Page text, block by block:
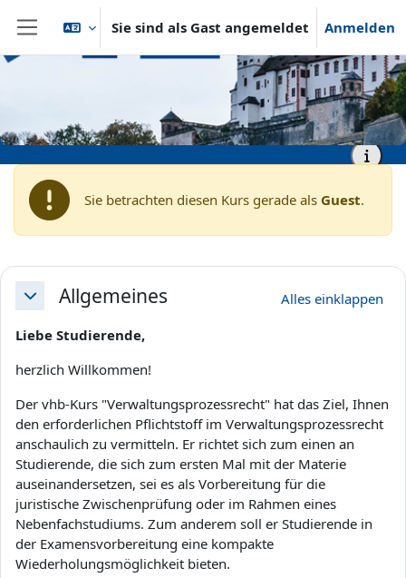
Zum Hauptinhalt
Website-Übersicht
Sie sind als Gast angemeldet Anmelden
vhb - Rechtswissenschaft vhb - Prof. Pache
vhb - Verwaltungsprozessrecht
- demo
Sie betrachten diesen Kurs gerade als Guest.
Abschnittsübersicht
EinklappenAllgemeines
Alles einklappen
Liebe Studierende,
herzlich Willkommen!
Der vhb-Kurs "Verwaltungsprozessrecht" hat das Ziel, Ihnen
den erforderlichen Pflichtstoff im Verwaltungsprozessrecht
anschaulich zu vermitteln. Er richtet sich zum einen an
Studierende, die sich zum ersten Mal mit der Materie
auseinandersetzen, sei es als Vorbereitung für die
juristische Zwischenprüfung oder im Rahmen eines
Nebenfachstudiums. Zum anderem soll er Studierende in
der Examensvorbereitung eine kompakte
Wiederholungsmöglichkeit bieten.